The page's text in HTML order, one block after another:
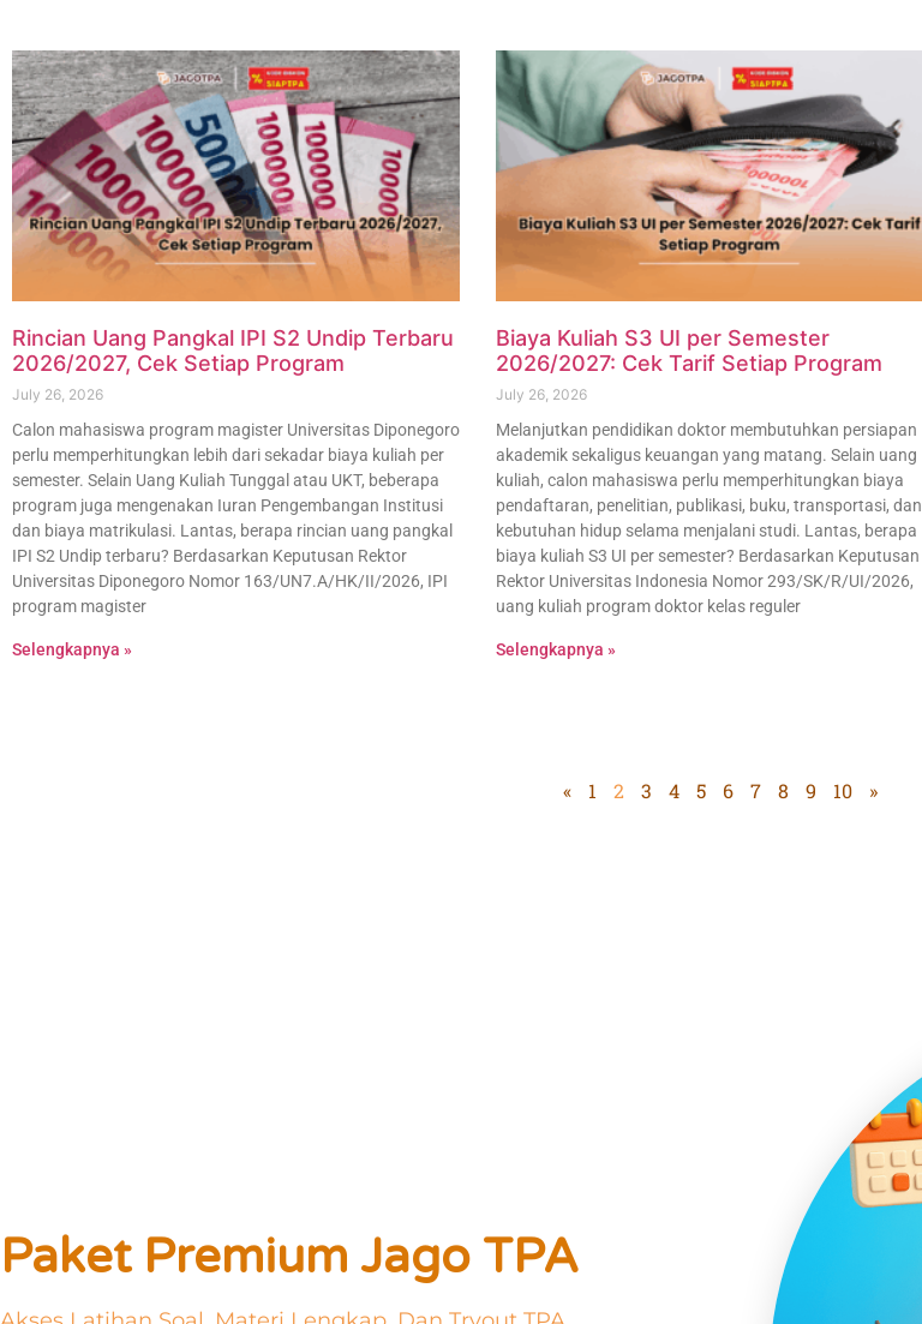
Rincian Uang Pangkal IPI S2 Undip Terbaru
2026/2027, Cek Setiap Program
July 26, 2026
Calon mahasiswa program magister Universitas Diponegoro
perlu memperhitungkan lebih dari sekadar biaya kuliah per
semester. Selain Uang Kuliah Tunggal atau UKT, beberapa
program juga mengenakan Iuran Pengembangan Institusi
dan biaya matrikulasi. Lantas, berapa rincian uang pangkal
IPI S2 Undip terbaru? Berdasarkan Keputusan Rektor
Universitas Diponegoro Nomor 163/UN7.A/HK/II/2026, IPI
program magister
Selengkapnya »
Biaya Kuliah S3 UI per Semester
2026/2027: Cek Tarif Setiap Program
July 26, 2026
Melanjutkan pendidikan doktor membutuhkan persiapan
akademik sekaligus keuangan yang matang. Selain uang
kuliah, calon mahasiswa perlu memperhitungkan biaya
pendaftaran, penelitian, publikasi, buku, transportasi, dan
kebutuhan hidup selama menjalani studi. Lantas, berapa
biaya kuliah S3 UI per semester? Berdasarkan Keputusan
Rektor Universitas Indonesia Nomor 293/SK/R/UI/2026,
uang kuliah program doktor kelas reguler
Selengkapnya »
« 1 2 3 4 5 6 7 8 9 10 »
Paket Premium Jago TPA